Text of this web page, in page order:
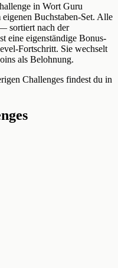
in Wort Guru
Buchstaben-Set. Alle
sortiert nach der
eine eigenständige Bonus-
Fortschritt. Sie wechselt
als Belohnung.
Challenges findest du in